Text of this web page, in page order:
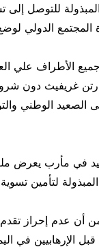
المبذولة للتوصل
المجتمع الدولي
الأطراف علي
غريفيث دون
الصعيد الوطني
في مأرب يعرض
لتأمين
أن عدم إحراز
الإرهابيين في